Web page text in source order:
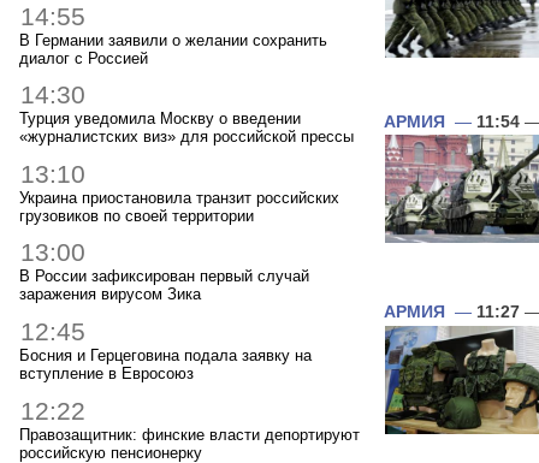
14:55
В Германии заявили о желании сохранить
диалог с Россией
14:30
Турция уведомила Москву о введении
«журналистских виз» для российской прессы
13:10
Украина приостановила транзит российских
грузовиков по своей территории
13:00
В России зафиксирован первый случай
заражения вирусом Зика
12:45
Босния и Герцеговина подала заявку на
вступление в Евросоюз
12:22
Правозащитник: финские власти депортируют
российскую пенсионерку
АРМИЯ — 11:54 —
АРМИЯ — 11:27 —